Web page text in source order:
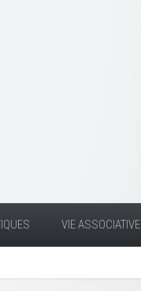
VIE ASSOCIATIVE